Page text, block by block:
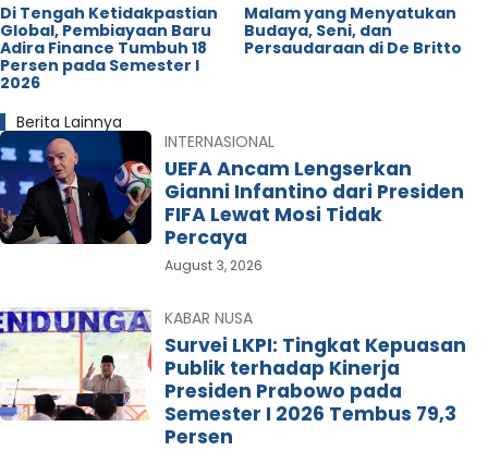
Di Tengah Ketidakpastian
Global, Pembiayaan Baru
Adira Finance Tumbuh 18
Persen pada Semester I
2026
Malam yang Menyatukan
Budaya, Seni, dan
Persaudaraan di De Britto
Berita Lainnya
INTERNASIONAL
UEFA Ancam Lengserkan
Gianni Infantino dari Presiden
FIFA Lewat Mosi Tidak
Percaya
August 3, 2026
KABAR NUSA
Survei LKPI: Tingkat Kepuasan
Publik terhadap Kinerja
Presiden Prabowo pada
Semester I 2026 Tembus 79,3
Persen